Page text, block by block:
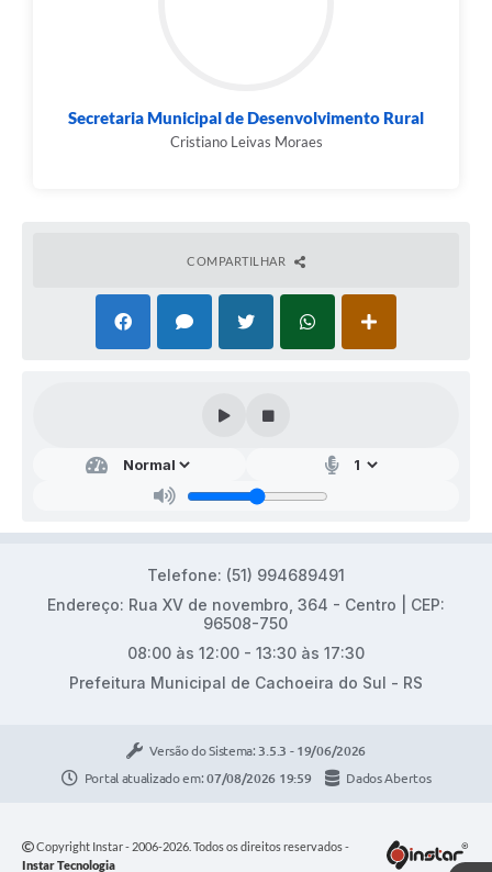
Secretaria Municipal de Desenvolvimento Rural
Cristiano Leivas Moraes
COMPARTILHAR
Telefone: (51) 994689491
Endereço: Rua XV de novembro, 364 - Centro | CEP:
96508-750
08:00 às 12:00 - 13:30 às 17:30
Prefeitura Municipal de Cachoeira do Sul - RS
Versão do Sistema: 3.5.3 - 19/06/2026
Portal atualizado em:07/08/2026 19:59 Dados Abertos
Copyright Instar - 2006-2026. Todos os direitos reservados -
Instar Tecnologia